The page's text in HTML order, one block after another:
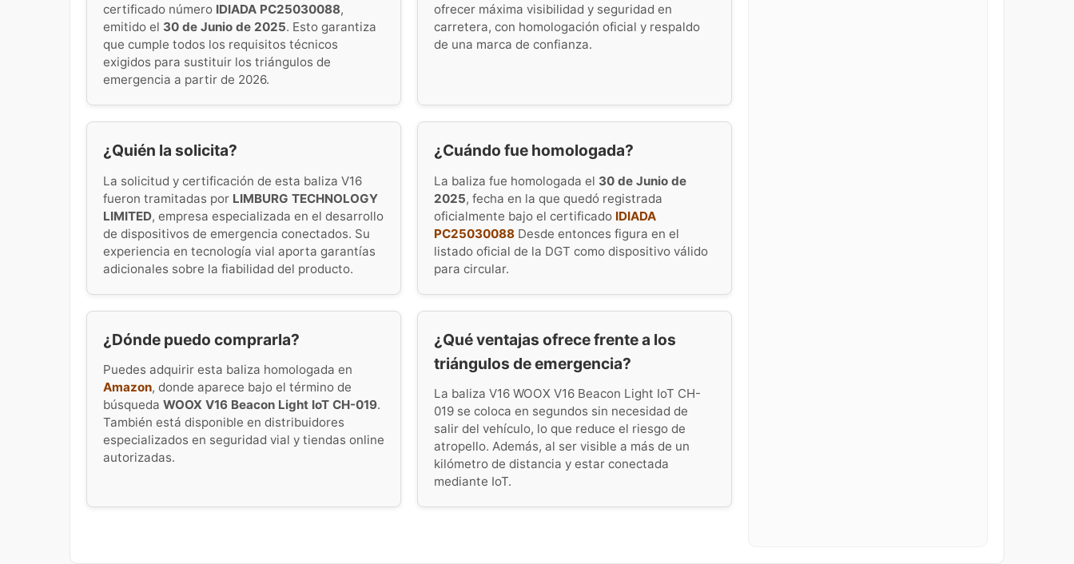
certificado número IDIADA PC25030088,
emitido el 30 de Junio de 2025. Esto garantiza
que cumple todos los requisitos técnicos
exigidos para sustituir los triángulos de
emergencia a partir de 2026.
ofrecer máxima visibilidad y seguridad en
carretera, con homologación oficial y respaldo
de una marca de confianza.
¿Quién la solicita?
La solicitud y certificación de esta baliza V16
fueron tramitadas por LIMBURG TECHNOLOGY
LIMITED, empresa especializada en el desarrollo
de dispositivos de emergencia conectados. Su
experiencia en tecnología vial aporta garantías
adicionales sobre la fiabilidad del producto.
¿Cuándo fue homologada?
La baliza fue homologada el 30 de Junio de
2025, fecha en la que quedó registrada
oficialmente bajo el certificado IDIADA
PC25030088 Desde entonces figura en el
listado oficial de la DGT como dispositivo válido
para circular.
¿Dónde puedo comprarla?
Puedes adquirir esta baliza homologada en
Amazon, donde aparece bajo el término de
búsqueda WOOX V16 Beacon Light IoT CH-019.
También está disponible en distribuidores
especializados en seguridad vial y tiendas online
autorizadas.
¿Qué ventajas ofrece frente a los
triángulos de emergencia?
La baliza V16 WOOX V16 Beacon Light IoT CH-
019 se coloca en segundos sin necesidad de
salir del vehículo, lo que reduce el riesgo de
atropello. Además, al ser visible a más de un
kilómetro de distancia y estar conectada
mediante IoT.